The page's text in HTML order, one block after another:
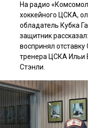
На радио
хоккейного ЦСКА,
обладатель Кубка
защитник
воспринял
тренера ЦСКА Ильи
Стэнли.